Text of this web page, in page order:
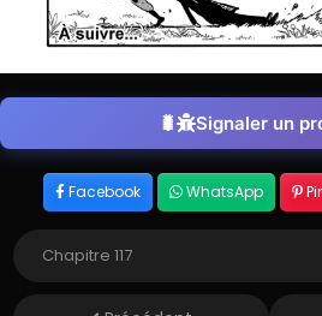
Signaler un
Facebook WhatsApp